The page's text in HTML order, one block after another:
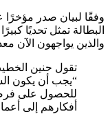
وفقًا لبيان صدر
البطالة تمثل تحديًا كبيرًا
والذين يواجهون الآن معدل
تقول حنين
“يجب أن يكون
للحصول على
أفكارهم إلى